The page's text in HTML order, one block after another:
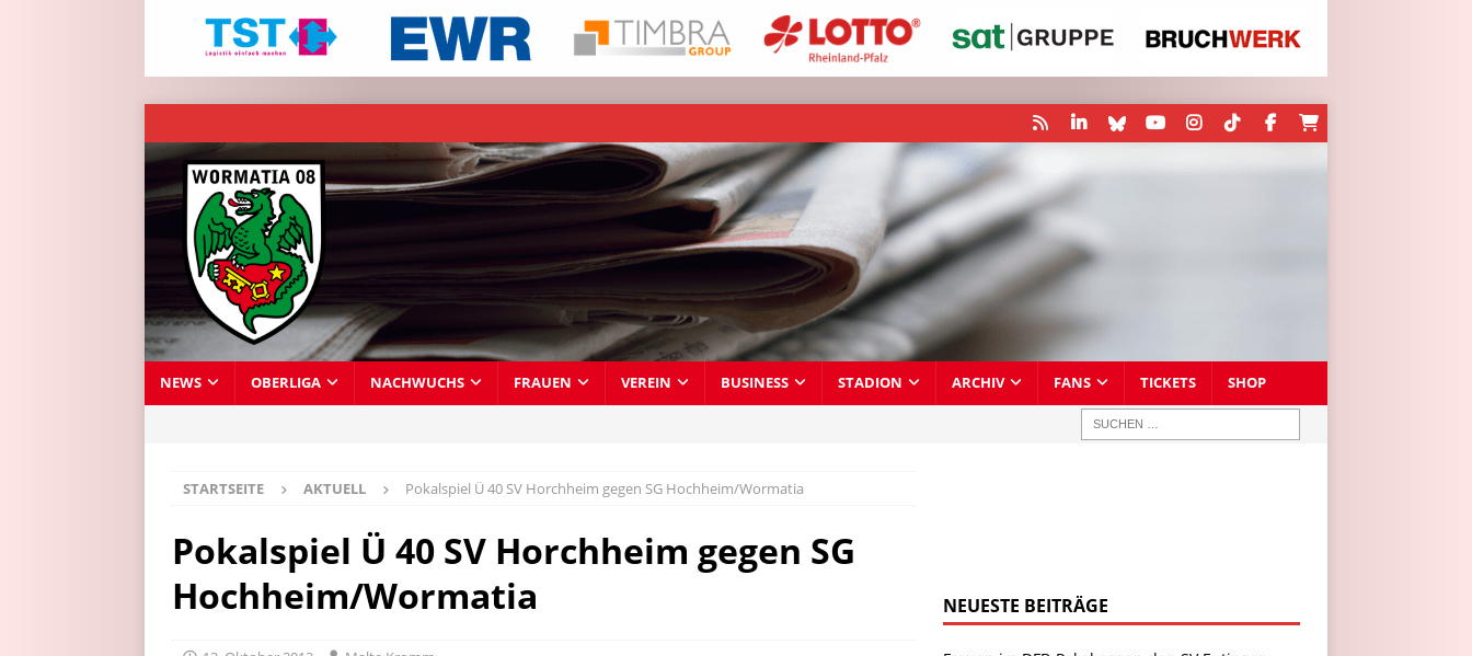
NEWS OBERLIGA NACHWUCHS FRAUEN VEREIN BUSINESS STADION ARCHIV FANS TICKETS SHOP
STARTSEITE AKTUELL Pokalspiel Ü 40 SV Horchheim gegen SG Hochheim/Wormatia
Pokalspiel Ü 40 SV Horchheim gegen SG
Hochheim/Wormatia
NEUESTE BEITRÄGE